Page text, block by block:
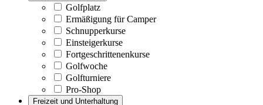
Golfplatz
Ermäßigung für Camper
Schnupperkurse
Einsteigerkurse
Fortgeschrittenenkurse
Golfwoche
Golfturniere
Pro-Shop
Freizeit und Unterhaltung